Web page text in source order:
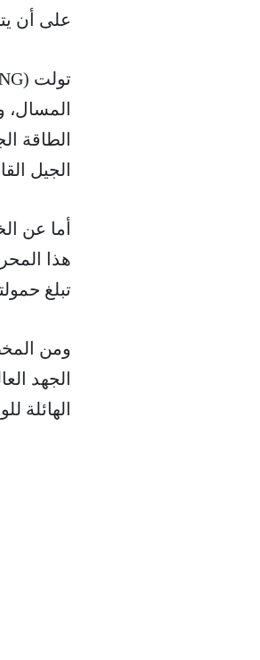
على أن يتم
المسال،
الجيل
أما عن
تبلغ حمولتها 17,500 طن، وهي قيد الإنشاء حالياً في حوض
الجهد
الهائلة